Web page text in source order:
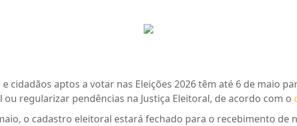
cidadãos aptos a votar nas Eleições 2026 têm até 6 de maio
regularizar pendências na Justiça Eleitoral, de acordo com o
o cadastro eleitoral estará fechado para o recebimento de